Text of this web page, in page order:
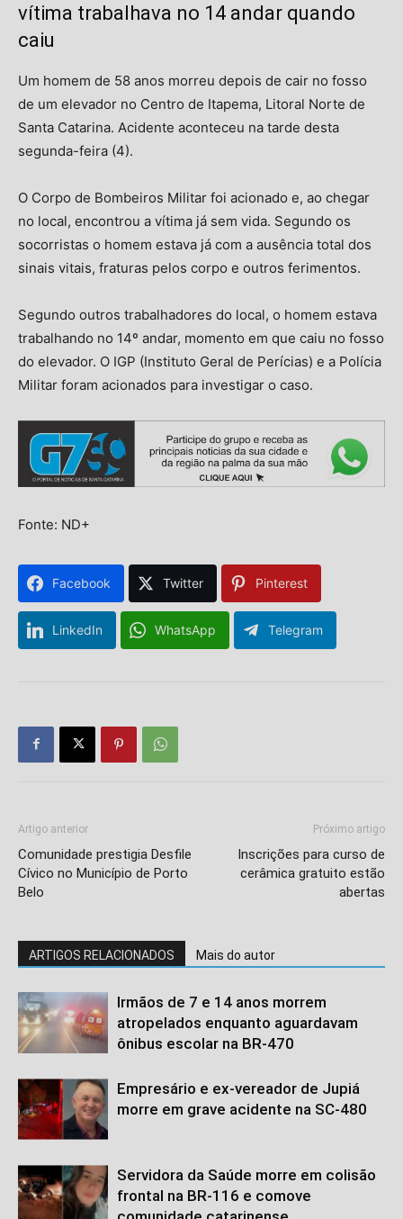
vítima trabalhava no 14 andar quando
caiu
Um homem de 58 anos morreu depois de cair no fosso
de um elevador no Centro de Itapema, Litoral Norte de
Santa Catarina. Acidente aconteceu na tarde desta
segunda-feira (4).
O Corpo de Bombeiros Militar foi acionado e, ao chegar
no local, encontrou a vítima já sem vida. Segundo os
socorristas o homem estava já com a ausência total dos
sinais vitais, fraturas pelos corpo e outros ferimentos.
Segundo outros trabalhadores do local, o homem estava
trabalhando no 14º andar, momento em que caiu no fosso
do elevador. O IGP (Instituto Geral de Perícias) e a Polícia
Militar foram acionados para investigar o caso.
Fonte: ND+
Facebook Twitter Pinterest
LinkedIn WhatsApp Telegram
Artigo anterior
Comunidade prestigia Desfile
Cívico no Município de Porto
Belo
Próximo artigo
Inscrições para curso de
cerâmica gratuito estão
abertas
ARTIGOS RELACIONADOS Mais do autor
Irmãos de 7 e 14 anos morrem
atropelados enquanto aguardavam
ônibus escolar na BR-470
Empresário e ex-vereador de Jupiá
morre em grave acidente na SC-480
Servidora da Saúde morre em colisão
frontal na BR-116 e comove